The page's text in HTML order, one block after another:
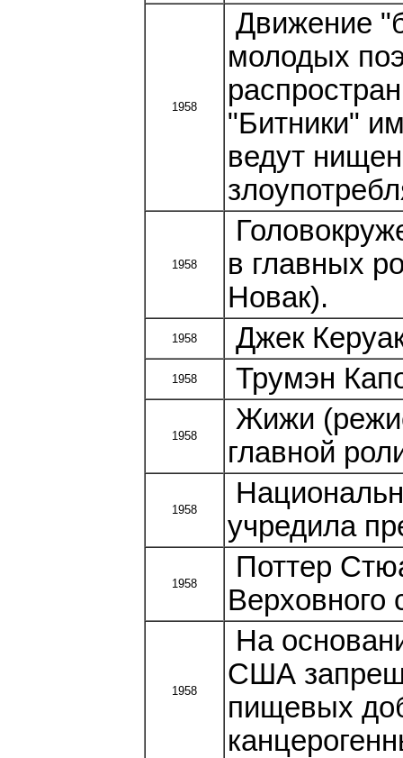
1958
Движение
молодых
"Битники"
ведут
1958
в главных
Новак).
1958 Джек
1958 Трумэн
1958
Жижи
главной
1958
учредила
1958
Поттер
Верховного
1958
На
США
пищевых